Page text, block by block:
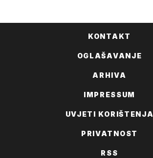
KONTAKT
OGLAŠAVANJE
ARHIVA
IMPRESSUM
UVJETI KORIŠTENJA
PRIVATNOST
RSS